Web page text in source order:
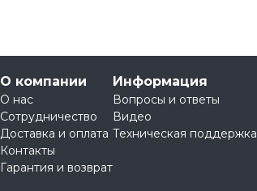
О компании
О нас
Сотрудничество
Доставка и оплата
Контакты
Гарантия и возврат
Информация
Вопросы и ответы
Видео
Техническая поддержка